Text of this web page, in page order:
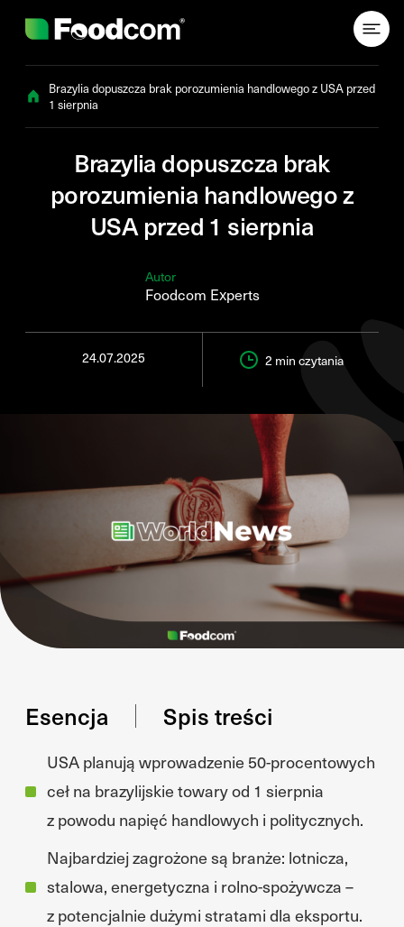
Brazylia dopuszcza brak porozumienia handlowego z USA przed
1 sierpnia
Brazylia dopuszcza brak
porozumienia handlowego z
USA przed 1 sierpnia
Autor
Foodcom Experts
24.07.2025 2 min czytania
Esencja Spis treści
USA planują wprowadzenie 50-procentowych
ceł na brazylijskie towary od 1 sierpnia
z powodu napięć handlowych i politycznych.
Najbardziej zagrożone są branże: lotnicza,
stalowa, energetyczna i rolno-spożywcza –
z potencjalnie dużymi stratami dla eksportu.